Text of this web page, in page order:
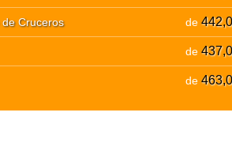
Cruceros de
de
de